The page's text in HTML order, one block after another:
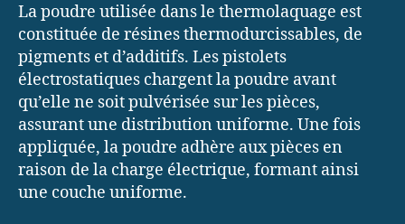
La poudre utilisée dans le thermolaquage est
constituée de résines thermodurcissables, de
pigments et d’additifs. Les pistolets
électrostatiques chargent la poudre avant
qu’elle ne soit pulvérisée sur les pièces,
assurant une distribution uniforme. Une fois
appliquée, la poudre adhère aux pièces en
raison de la charge électrique, formant ainsi
une couche uniforme.